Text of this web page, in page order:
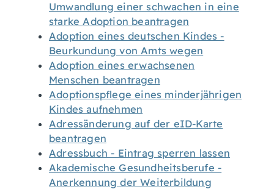
Umwandlung einer schwachen in eine
starke Adoption beantragen
Adoption eines deutschen Kindes -
Beurkundung von Amts wegen
Adoption eines erwachsenen
Menschen beantragen
Adoptionspflege eines minderjährigen
Kindes aufnehmen
Adressänderung auf der eID-Karte
beantragen
Adressbuch - Eintrag sperren lassen
Akademische Gesundheitsberufe -
Anerkennung der Weiterbildung